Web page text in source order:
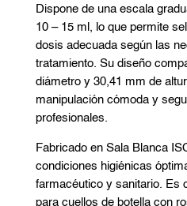
Dispone de una escala
10 – 15 ml, lo que permite
dosis adecuada según las
tratamiento. Su diseño
diámetro y 30,41 mm de
manipulación cómoda y
profesionales.
Fabricado en Sala Blanca
condiciones higiénicas
farmacéutico y sanitario. Es
para cuellos de botella con